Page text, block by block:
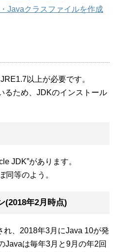
Javaクラスファイルを作成
以上が必要です。
るため、JDKのインストール
JDK”があります。
同等のよう。
(2018年2月時点)
れ、2018年3月にJava 10が発
Javaは毎年3月と9月の年2回